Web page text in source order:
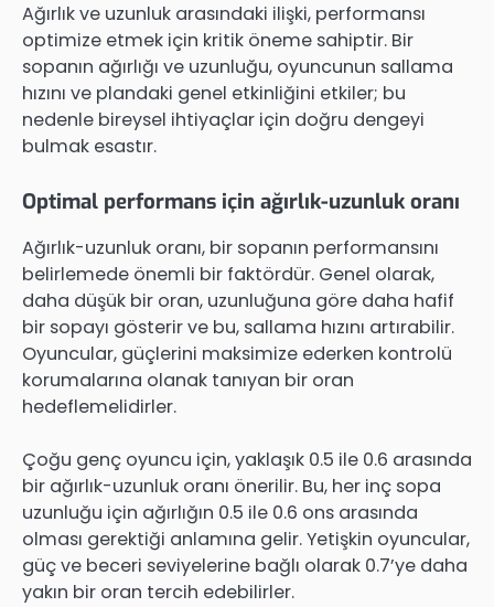
Ağırlık ve uzunluk arasındaki ilişki, performansı
optimize etmek için kritik öneme sahiptir. Bir
sopanın ağırlığı ve uzunluğu, oyuncunun sallama
hızını ve plandaki genel etkinliğini etkiler; bu
nedenle bireysel ihtiyaçlar için doğru dengeyi
bulmak esastır.
Optimal performans için ağırlık-uzunluk oranı
Ağırlık-uzunluk oranı, bir sopanın performansını
belirlemede önemli bir faktördür. Genel olarak,
daha düşük bir oran, uzunluğuna göre daha hafif
bir sopayı gösterir ve bu, sallama hızını artırabilir.
Oyuncular, güçlerini maksimize ederken kontrolü
korumalarına olanak tanıyan bir oran
hedeflemelidirler.
Çoğu genç oyuncu için, yaklaşık 0.5 ile 0.6 arasında
bir ağırlık-uzunluk oranı önerilir. Bu, her inç sopa
uzunluğu için ağırlığın 0.5 ile 0.6 ons arasında
olması gerektiği anlamına gelir. Yetişkin oyuncular,
güç ve beceri seviyelerine bağlı olarak 0.7’ye daha
yakın bir oran tercih edebilirler.